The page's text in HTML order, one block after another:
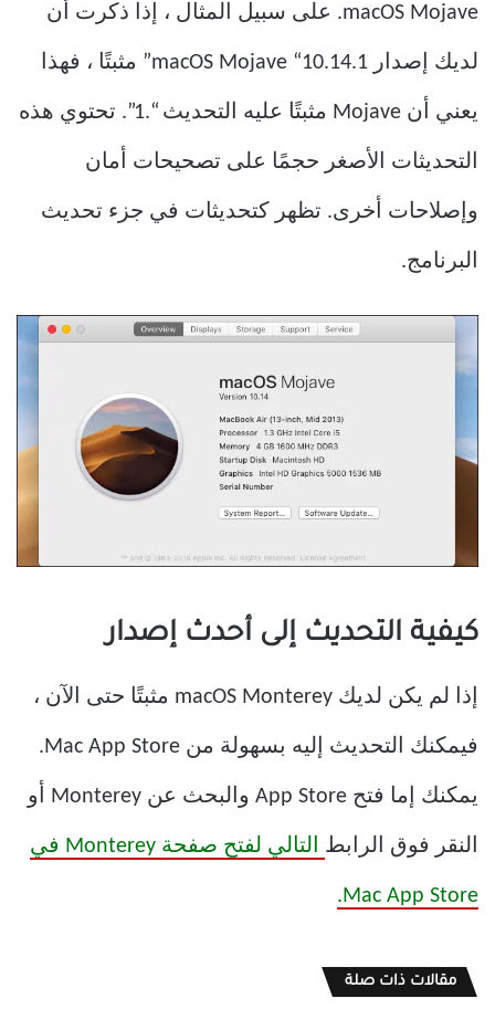
macOS Mojave. على سبيل المثال ، إذا ذكرت أن
لديك إصدار macOS Mojave “10.14.1” مثبتًا ، فهذا
يعني أن Mojave مثبتًا عليه التحديث “.1”. تحتوي هذه
التحديثات الأصغر حجمًا على تصحيحات أمان
وإصلاحات أخرى. تظهر كتحديثات في جزء تحديث
البرنامج.
كيفية التحديث إلى أحدث إصدار
إذا لم يكن لديك macOS Monterey مثبتًا حتى الآن ،
فيمكنك التحديث إليه بسهولة من Mac App Store.
يمكنك إما فتح App Store والبحث عن Monterey أو
النقر فوق الرابط التالي لفتح صفحة Monterey في
Mac App Store.
مقالات ذات صلة